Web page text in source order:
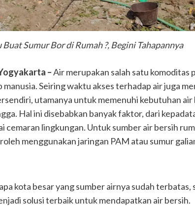
Buat Sumur Bor di Rumah ?, Begini Tahapannya
–Air merupakan salah satu komoditas
Seiring waktu akses terhadap air juga
utamanya untuk memenuhi kebutuhan air
Hal ini disebabkan banyak faktor, dari
cemaran lingkungan. Untuk sumber air bersih
menggunakan jaringan PAM atau sumur
kota besar yang sumber airnya sudah terbatas,
solusi terbaik untuk mendapatkan air bersih.